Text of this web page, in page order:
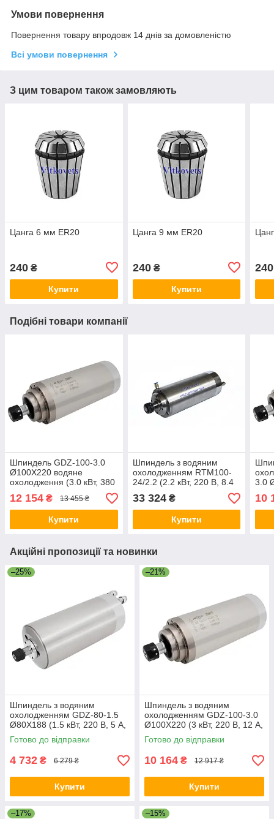
Умови повернення
Повернення товару впродовж 14 днів за домовленістю
Всі умови повернення
З цим товаром також замовляють
Цанга 6 мм ER20
240 ₴
Купити
Цанга 9 мм ER20
240₴
Купити
240
Подібні товари компанії
Шпиндель GDZ-100-3.0
Ø100Х220 водяне
охолодження (3.0 кВт, 380
В, ER20)
12 154 ₴ 13 455 ₴
Купити
Шпиндель з водяним
охолодженням RTM100-
24/2.2 (2.2 кВт, 220 В, 8.4
А, ER20) та збільшеним
крутним моментом
33 324₴
Купити
3.0
В,
ЧПК
10
Акційні пропозиції та новинки
–25%
Шпиндель з водяним
охолодженням GDZ-80-1.5
Ø80X188 (1.5 кВт, 220 В, 5 А,
ER11) для фрезерного
верстата з ЧПК
Готово до відправки
4 732 ₴ 6 279 ₴
Купити
–21%
Шпиндель з водяним
охолодженням GDZ-100-3.0
Ø100X220 (3 кВт, 220 В, 12 А,
ER20) для фрезерного
верстата з ЧПК
Готово до відправки
10 164 ₴ 12 917 ₴
Купити
–17% –15%